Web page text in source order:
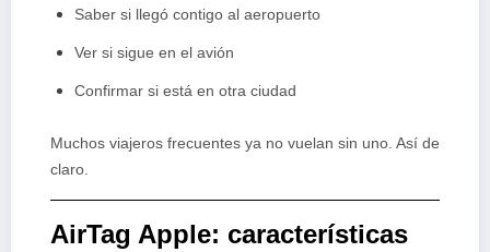
Saber si llegó contigo al aeropuerto
Ver si sigue en el avión
Confirmar si está en otra ciudad
Muchos viajeros frecuentes ya no vuelan sin uno. Así de
claro.
AirTag Apple: características